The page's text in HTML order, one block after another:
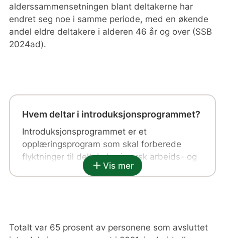
alderssammensetningen blant deltakerne har
endret seg noe i samme periode, med en økende
andel eldre deltakere i alderen 46 år og over (SSB
2024ad).
Hvem deltar i introduksjonsprogrammet?
Introduksjonsprogrammet er et
opplæringsprogram som skal forberede
flyktninger til deltakelse i norsk arbeids- og
samfunnsliv. Alle flyktninger mellom 18 og 55
med kollektiv beskyttelse har rett, men ikke
add Vis mer
Totalt var 65 prosent av personene som avsluttet